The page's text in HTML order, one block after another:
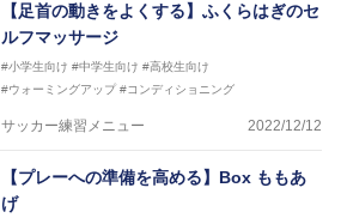
【足首の動きをよくする】ふくらはぎのセ
ルフマッサージ
#小学生向け #中学生向け #高校生向け
#ウォーミングアップ #コンディショニング
サッカー練習メニュー 2022/12/12
【プレーへの準備を高める】Box ももあ
げ